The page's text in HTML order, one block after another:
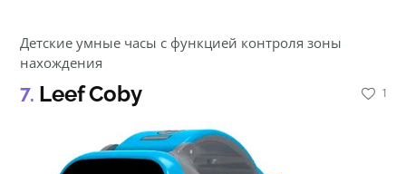
1
Детские умные часы с функцией контроля зоны
нахождения
Leef Coby